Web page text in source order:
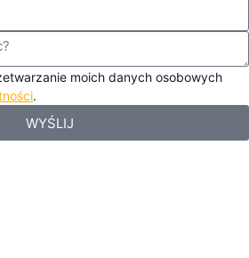
moich danych osobowych
.
WYŚLIJ